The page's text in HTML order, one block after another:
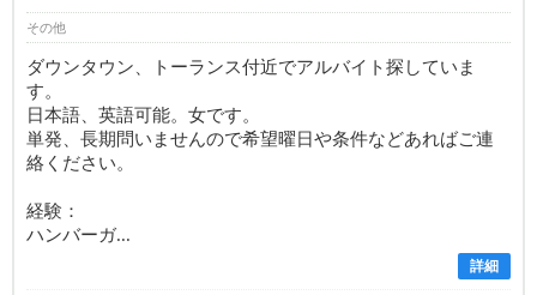
その他
ダウンタウン、トーランス付近でアルバイト探していま
す。
日本語、英語可能。女です。
単発、長期問いませんので希望曜日や条件などあればご連
絡ください。
経験：
ハンバーガ...
詳細